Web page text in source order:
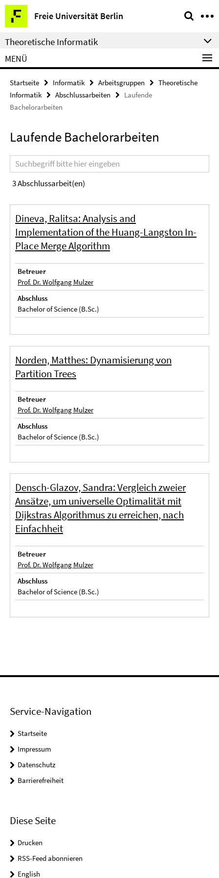
Springe
direkt
zu
Inhalt
Freie Universität Berlin
Service-
Navigation
Theoretische Informatik
MENÜ
Startseite Informatik Arbeitsgruppen
Theoretische
Informatik
Abschlussarbeiten
Laufende
Bachelorarbeiten
Laufende Bachelorarbeiten
Suchbegriff
3Abschlussarbeit(en)
Dineva, Ralitsa: Analysis and
Implementation of the Huang-Langston In-
Place Merge Algorithm
Betreuer
Prof. Dr. Wolfgang Mulzer
Abschluss
Bachelor of Science (B.Sc.)
Norden, Matthes: Dynamisierung von
Partition Trees
Betreuer
Prof. Dr. Wolfgang Mulzer
Abschluss
Bachelor of Science (B.Sc.)
Densch-Glazov, Sandra: Vergleich zweier
Ansätze, um universelle Optimalität mit
Dijkstras Algorithmus zu erreichen, nach
Einfachheit
Betreuer
Prof. Dr. Wolfgang Mulzer
Abschluss
Bachelor of Science (B.Sc.)
Service-Navigation
Startseite
Impressum
Datenschutz
Barrierefreiheit
Diese Seite
Drucken
RSS-Feed abonnieren
English